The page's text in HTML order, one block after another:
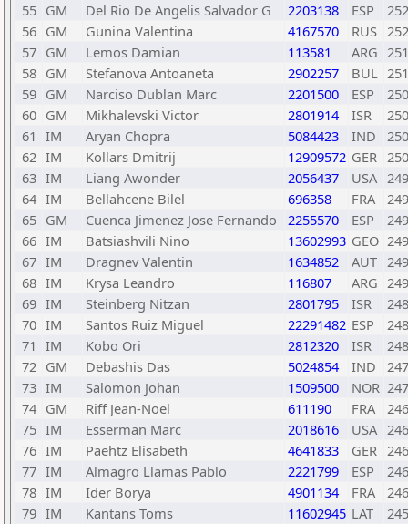
55 GM Del Rio De Angelis Salvador G 2203138 ESP
56 GM Gunina Valentina 4167570 RUS
57 GM Lemos Damian 113581 ARG
58 GM Stefanova Antoaneta 2902257 BUL
59 GM Narciso Dublan Marc 2201500 ESP
60 GM Mikhalevski Victor 2801914 ISR
61 IM Aryan Chopra 5084423 IND
62 IM Kollars Dmitrij 12909572 GER
63 IM Liang Awonder 2056437 USA
64 IM Bellahcene Bilel 696358 FRA
65 GM Cuenca Jimenez Jose Fernando 2255570 ESP
66 IM Batsiashvili Nino 13602993 GEO
67 IM Dragnev Valentin 1634852 AUT
68 IM Krysa Leandro 116807 ARG
69 IM Steinberg Nitzan 2801795 ISR
70 IM Santos Ruiz Miguel 22291482 ESP
71 IM Kobo Ori 2812320 ISR
72 GM Debashis Das 5024854 IND
73 IM Salomon Johan 1509500 NOR
74 GM Riff Jean-Noel 611190 FRA
75 IM Esserman Marc 2018616 USA
76 IM Paehtz Elisabeth 4641833 GER
77 IM Almagro Llamas Pablo 2221799 ESP
78 IM Ider Borya 4901134 FRA
79 IM Kantans Toms 11602945 LAT